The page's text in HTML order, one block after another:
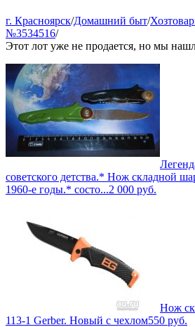
г. Красноярск/Домашний быт/
№3534516/
Этот лот уже не продается, но мы
советского детства.* Нож складной
1960-е годы.* состо...2 000 руб.
Нож
113-1 Gerber. Новый с чехлом550 руб.